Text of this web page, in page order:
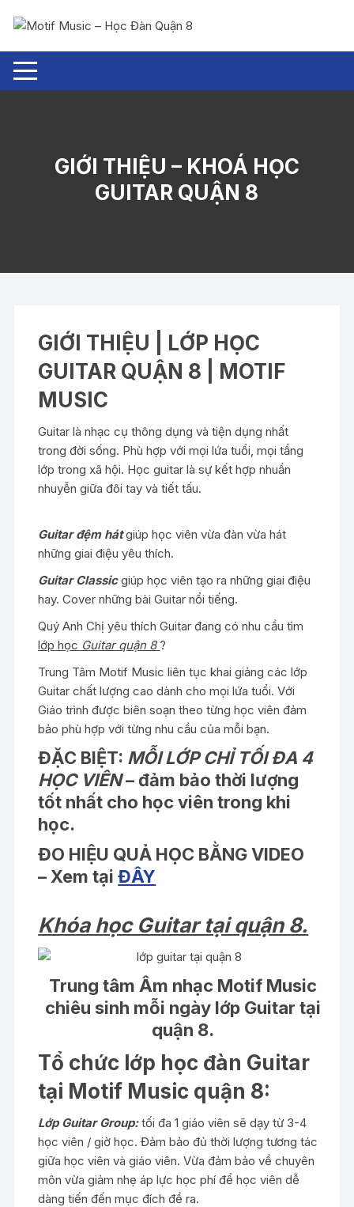
dung
GIỚI THIỆU – KHOÁ HỌC
GUITAR QUẬN 8
GIỚI THIỆU | LỚP HỌC
GUITAR QUẬN 8 | MOTIF
MUSIC
Guitar là nhạc cụ thông dụng và tiện dụng nhất
trong đời sống. Phù hợp với mọi lứa tuổi, mọi tầng
lớp trong xã hội. Học guitar là sự kết hợp nhuần
nhuyễn giữa đôi tay và tiết tấu.
Guitar đệm hátgiúp học viên vừa đàn vừa hát
những giai điệu yêu thích.
Guitar Classicgiúp học viên tạo ra những giai điệu
hay. Cover những bài Guitar nổi tiếng.
Quý Anh Chị yêu thích Guitar đang có nhu cầu tìm
lớp học Guitar quận 8 ?
Trung Tâm Motif Music liên tục khai giảng các lớp
Guitar chất lượng cao dành cho mọi lứa tuổi. Với
Giáo trình được biên soạn theo từng học viên đảm
bảo phù hợp với từng nhu cầu của mỗi bạn.
ĐẶC BIỆT: MỖI LỚP CHỈ TỐI ĐA 4
HỌC VIÊN– đảm bảo thời lượng
tốt nhất cho học viên trong khi
học.
ĐO HIỆU QUẢ HỌC BẰNG VIDEO
– Xem tạiĐÂY
Khóa học Guitar tại quận 8.
Trung tâm Âm nhạc Motif Music
chiêu sinh mỗi ngày lớp Guitar tại
quận 8.
Tổ chức lớp học đàn Guitar
tại Motif Music quận 8:
Lớp Guitar Group:tối đa 1 giáo viên sẽ dạy từ 3-4
học viên / giờ học. Đảm bảo đủ thời lượng tương tác
giữa học viên và giáo viên. Vừa đảm bảo về chuyên
môn vừa giảm nhẹ áp lực học phí để học viên dễ
dàng tiến đến mục đích đề ra.